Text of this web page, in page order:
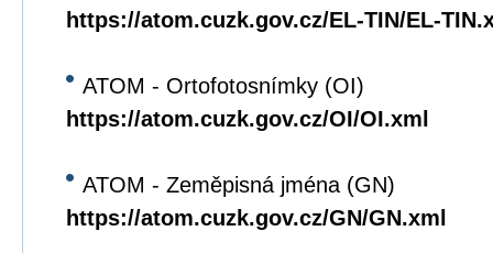
https://atom.cuzk.gov.cz/EL-TIN/EL-
ATOM - Ortofotosnímky (OI)
https://atom.cuzk.gov.cz/OI/OI.xml
ATOM - Zeměpisná jména (GN)
https://atom.cuzk.gov.cz/GN/GN.xml